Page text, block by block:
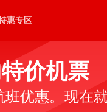
惠专区
价机票
优惠。现在